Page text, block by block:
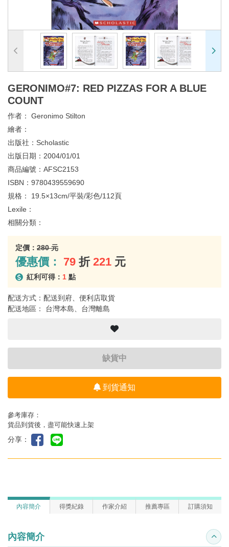
GERONIMO#7: RED PIZZAS FOR A BLUE
COUNT
作者： Geronimo Stilton
繪者：
出版社： Scholastic
出版日期： 2004/01/01
商品編號： AFSC2153
ISBN： 9780439559690
規格： 19.5×13cm/平裝/彩色/112頁
Lexile：
相關分類：
定價： 280 元
優惠價： 79 折 221 元
紅利可得： 1 點
配送方式：配送到府、便利店取貨
配送地區： 台灣本島、台灣離島
缺貨中
到貨通知
參考庫存：
貨品到貨後，盡可能快速上架
分享：
內容簡介 得獎紀錄 作家介紹 推薦專區 訂購須知
內容簡介 收合